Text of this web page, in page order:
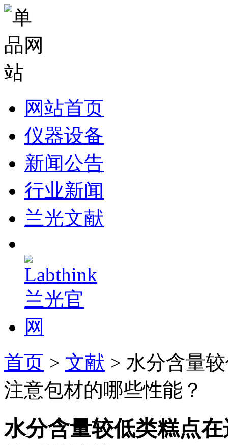
网站首页
仪器设备
新闻公告
行业新闻
兰光文献
首页 > 文献 > 水分含量
注意包材的哪些性能？
水分含量较低类糕点